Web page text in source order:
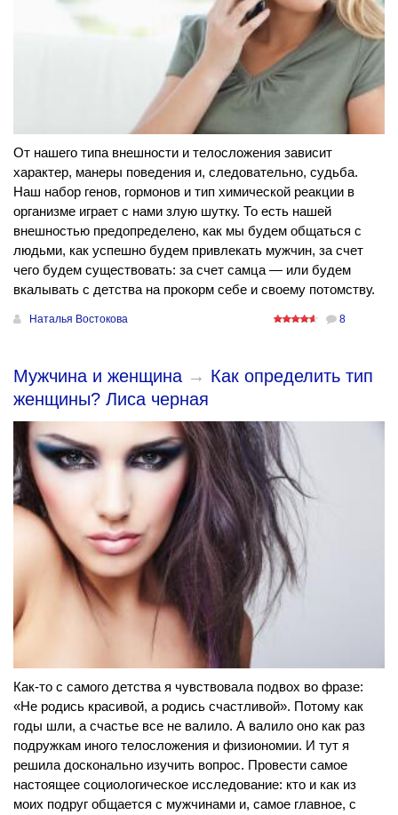
От нашего типа внешности и телосложения зависит
характер, манеры поведения и, следовательно, судьба.
Наш набор генов, гормонов и тип химической реакции в
организме играет с нами злую шутку. То есть нашей
внешностью предопределено, как мы будем общаться с
людьми, как успешно будем привлекать мужчин, за счет
чего будем существовать: за счет самца — или будем
вкалывать с детства на прокорм себе и своему потомству.
Наталья Востокова 8
Мужчина и женщина → Как определить тип
женщины? Лиса черная
Как-то с самого детства я чувствовала подвох во фразе:
«Не родись красивой, а родись счастливой». Потому как
годы шли, а счастье все не валило. А валило оно как раз
подружкам иного телосложения и физиономии. И тут я
решила досконально изучить вопрос. Провести самое
настоящее социологическое исследование: кто и как из
моих подруг общается с мужчинами и, самое главное, с